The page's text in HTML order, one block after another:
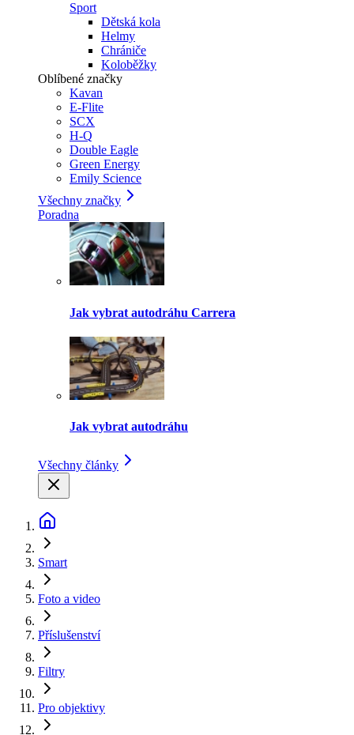
Sport
Dětská kola
Helmy
Chrániče
Koloběžky
Oblíbené značky
Kavan
E-Flite
SCX
H-Q
Double Eagle
Green Energy
Emily Science
Všechny značky
Poradna
Jak vybrat autodráhu Carrera
Jak vybrat autodráhu
Všechny články
Smart
Foto a video
Příslušenství
Filtry
Pro objektivy